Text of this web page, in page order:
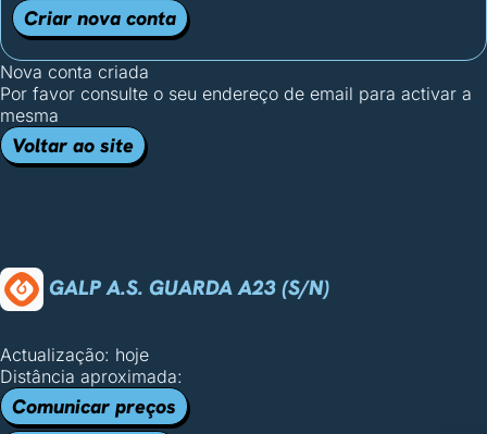
Criar nova conta
Nova conta criada
Por favor consulte o seu endereço de email para activar a
mesma
Voltar ao site
GALP A.S. GUARDA A23 (S/N)
Actualização: hoje
Distância aproximada:
Comunicar preços